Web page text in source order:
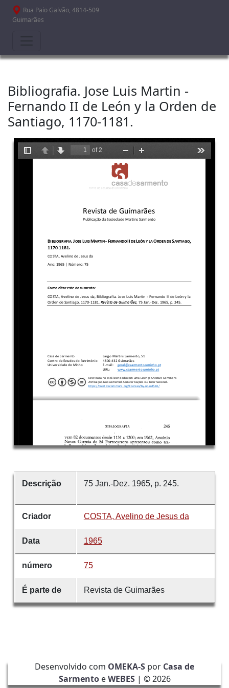
Passar para o conteúdo principal
Rua Paio Galvão, 4814-509
Guimarães
Bibliografia. Jose Luis Martin -
Fernando II de León y la Orden de
Santiago, 1170-1181.
Descrição 75 Jan.-Dez. 1965, p. 245.
Criador COSTA, Avelino de Jesus da
Data 1965
número 75
É parte de Revista de Guimarães
Desenvolvido com OMEKA-S por Casa de
SarmentoeWEBES| ©2026